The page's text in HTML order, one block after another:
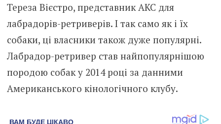
Тереза ​​Вієстро, представник AKC для
лабрадорів-ретриверів. І так само як і їх
собаки, ці власники також дуже популярні.
Лабрадор-ретривер став найпопулярнішою
породою собак у 2014 році за данними
Американського кінологічного клубу.